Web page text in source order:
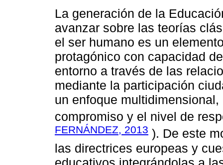
La generación de la
avanzar sobre las teorías
el ser humano es un
protagónico con capacidad
entorno a través de las
mediante la participación
un enfoque
compromiso y el nivel de
FERNÁNDEZ, 2013 ). De este
las directrices europeas y